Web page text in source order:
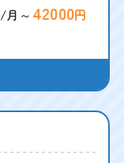
/月～ 42000円